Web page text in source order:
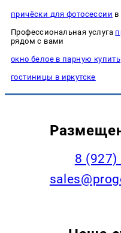
причёски для фотосессии в
Профессиональная услуга
рядом с вами
окно белое в парную купить
гостиницы в иркутске
8 (927)